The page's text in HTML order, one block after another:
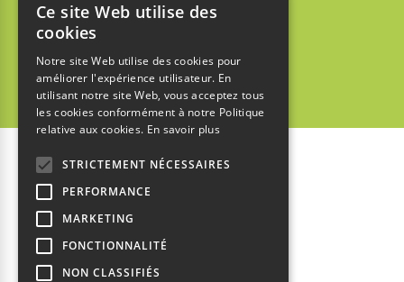
+33 1 64 53 37 90
Contact
Accueil
Politique de Confidentialité
Ce site Web utilise des
cookies
Notre site Web utilise des cookies pour
améliorer l'expérience utilisateur. En
utilisant notre site Web, vous acceptez tous
les cookies conformément à notre Politique
relative aux cookies. En savoir plus
STRICTEMENT NÉCESSAIRES
PERFORMANCE
MARKETING
FONCTIONNALITÉ
NON CLASSIFIÉS